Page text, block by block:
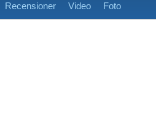
Recensioner Video Foto